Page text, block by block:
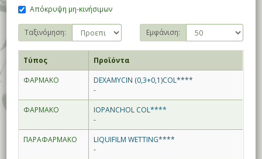
Απόκρυψη μη-κινήσιμων
Ταξινόμηση: Εμφάνιση:
Τύπος
Προϊόντα
ΦΑΡΜΑΚΟ
DEXAMYCIN (0,3+0,1)COL****
-
ΦΑΡΜΑΚΟ
IOPANCHOL COL****
-
ΠΑΡΑΦΑΡΜΑΚΟ
LIQUIFILM WETTING****
-